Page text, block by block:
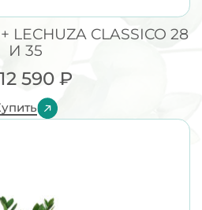
CLASSICO 28
И 35
590 ₽